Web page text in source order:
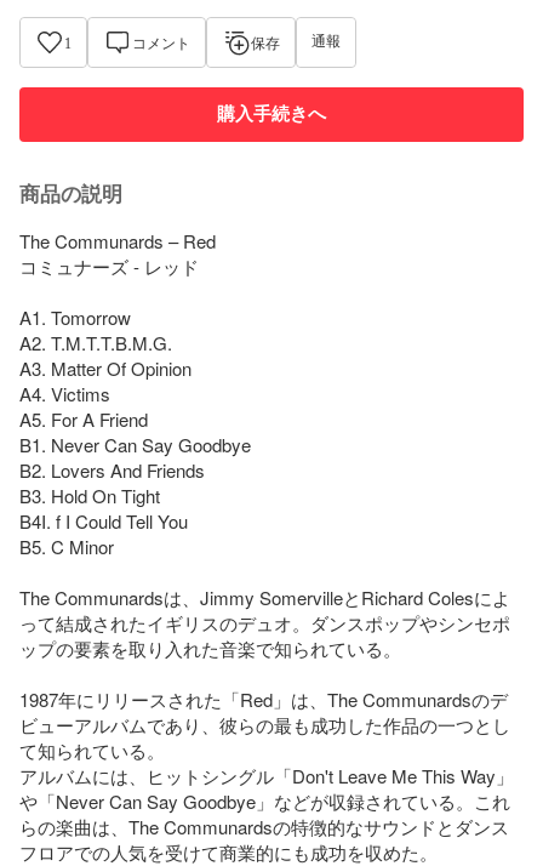
1 コメント 保存 通報
購入手続きへ
商品の説明
The Communards – Red
コミュナーズ - レッド
A1. Tomorrow
A2. T.M.T.T.B.M.G.
A3. Matter Of Opinion
A4. Victims
A5. For A Friend
B1. Never Can Say Goodbye
B2. Lovers And Friends
B3. Hold On Tight
B4I. f I Could Tell You
B5. C Minor
The Communardsは、Jimmy SomervilleとRichard Colesによ
って結成されたイギリスのデュオ。ダンスポップやシンセポ
ップの要素を取り入れた音楽で知られている。
1987年にリリースされた「Red」は、The Communardsのデ
ビューアルバムであり、彼らの最も成功した作品の一つとし
て知られている。
アルバムには、ヒットシングル「Don't Leave Me This Way」
や「Never Can Say Goodbye」などが収録されている。これ
らの楽曲は、The Communardsの特徴的なサウンドとダンス
フロアでの人気を受けて商業的にも成功を収めた。